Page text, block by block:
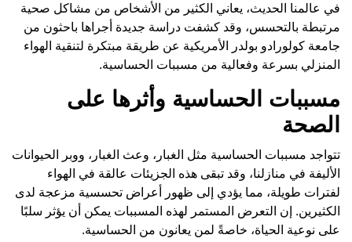
في عالمنا الحديث، يعاني الكثير من الأشخاص من مشاكل صحية
مرتبطة بالتحسس، وقد كشفت دراسة جديدة أجراها باحثون من
جامعة كولورادو بولدر الأمريكية عن طريقة مبتكرة لتنقية الهواء
المنزلي بسرعة وفعالية من مسببات الحساسية.
مسببات الحساسية وأثرها على
الصحة
تتواجد مسببات الحساسية مثل الغبار، وعث الغبار، ووبر الحيوانات
الأليفة في منازلنا، وقد تبقى هذه الجزيئات عالقة في الهواء
لفترات طويلة، مما يؤدي إلى ظهور أعراض تحسسية مزعجة لدى
الكثيرين. إن التعرض المستمر لهذه المسببات يمكن أن يؤثر سلبًا
على نوعية الحياة، خاصةً لمن يعانون من الحساسية.